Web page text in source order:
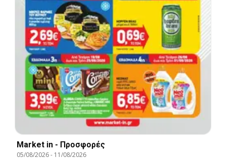
Market in - Προσφορές
05/08/2026- 11/08/2026